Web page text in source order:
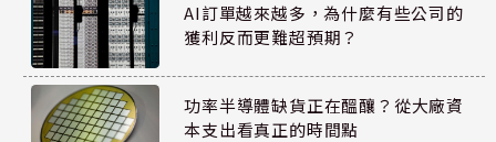
AI訂單越來越多，為什麼有些公司的
獲利反而更難超預期？
功率半導體缺貨正在醞釀？從大廠資
本支出看真正的時間點